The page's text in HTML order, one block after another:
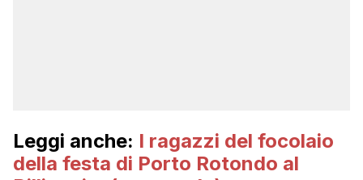
Leggi anche: I ragazzi del focolaio
della festa di Porto Rotondo al